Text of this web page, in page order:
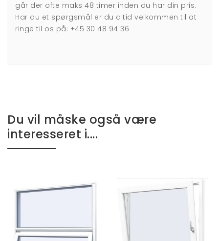
går der ofte maks 48 timer inden du har din pris.
Har du et spørgsmål er du altid velkommen til at
ringe til os på: +45 30 48 94 36
Du vil måske også være
interesseret i....